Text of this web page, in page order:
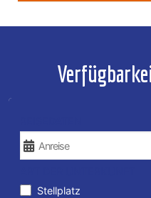
Stellplatz